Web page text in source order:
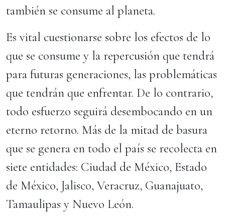
también se consume al planeta.
Es vital cuestionarse sobre los efectos de lo
que se consume y la repercusión que tendrá
para futuras generaciones, las problemáticas
que tendrán que enfrentar. De lo contrario,
todo esfuerzo seguirá desembocando en un
eterno retorno. Más de la mitad de basura
que se genera en todo el país se recolecta en
siete entidades: Ciudad de México, Estado
de México, Jalisco, Veracruz, Guanajuato,
Tamaulipas y Nuevo León.